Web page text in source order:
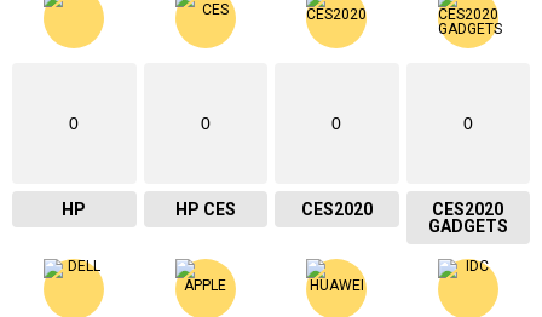
0
HP
0
HP CES
0
CES2020
0
CES2020
GADGETS